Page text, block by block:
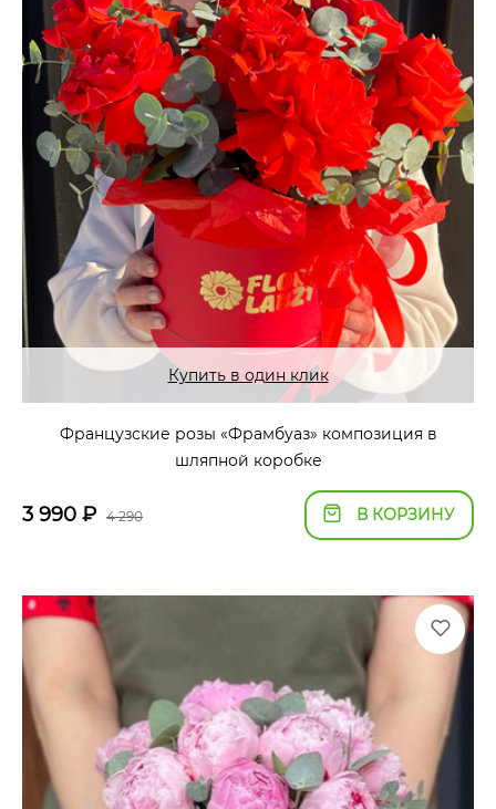
Купить в один клик
Французские розы «Фрамбуаз» композиция в
шляпной коробке
3 990 ₽ 4 290 В КОРЗИНУ